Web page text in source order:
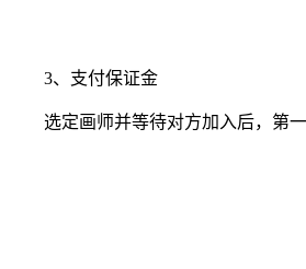
3、支付保证金
选定画师并等待对方加入后，第一